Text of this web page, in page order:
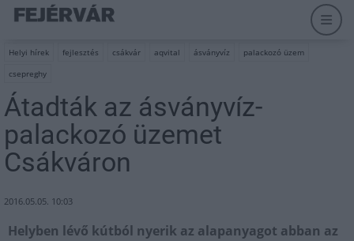
Helyi hírek fejlesztés csákvár aqvital ásványvíz
palackozó üzem
csepreghy
Átadták az ásványvíz-
palackozó üzemet
Csákváron
2016.05.05. 10:03
Helyben lévő kútból nyerik az alapanyagot abban az